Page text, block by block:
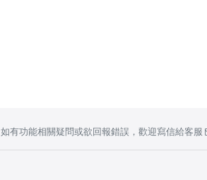
如有功能相關疑問或欲回報錯誤，歡迎寫信給客服